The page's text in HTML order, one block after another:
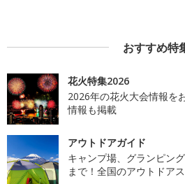
おすすめ特
花火特集2026
2026年の花火大会情報を
情報も掲載
アウトドアガイド
キャンプ場、グランピン
まで！全国のアウトドア